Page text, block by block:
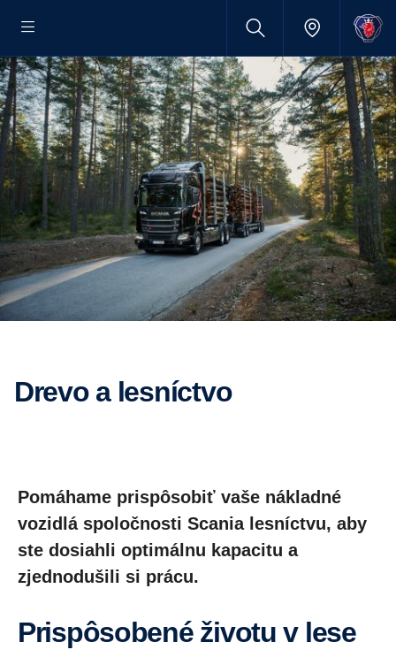
Drevo a lesníctvo
Pomáhame prispôsobiť vaše nákladné
vozidlá spoločnosti Scania lesníctvu, aby
ste dosiahli optimálnu kapacitu a
zjednodušili si prácu.
Prispôsobené životu v lese